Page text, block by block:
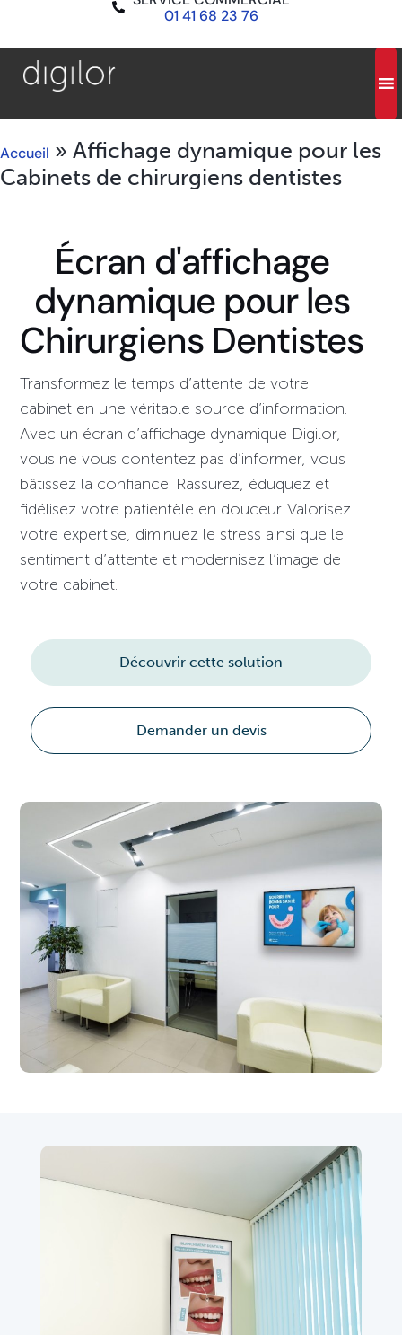
01 41 68 23 76
Accueil » Affichage dynamique pour les
Cabinets de chirurgiens dentistes
Écran d'affichage
dynamique pour les
Chirurgiens Dentistes
Transformez le temps d’attente de votre
cabinet en une véritable source d’information.
Avec un écran d’affichage dynamique Digilor,
vous ne vous contentez pas d’informer, vous
bâtissez la confiance. Rassurez, éduquez et
fidélisez votre patientèle en douceur. Valorisez
votre expertise, diminuez le stress ainsi que le
sentiment d’attente et modernisez l’image de
votre cabinet.
Découvrir cette solution
Demander un devis